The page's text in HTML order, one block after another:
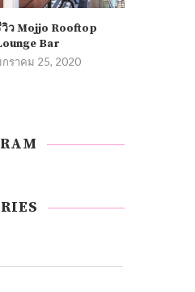
ว Mojjo Rooftop
Bar
กราคม 25, 2020